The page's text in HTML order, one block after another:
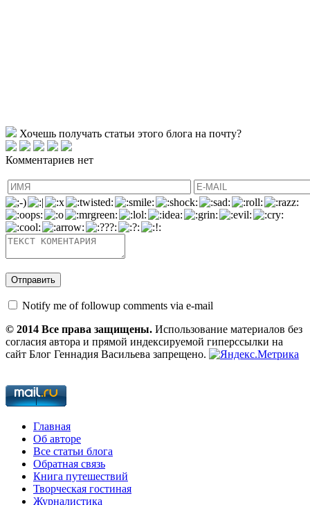
Хочешь получать статьи этого блога на почту?
Комментариев нет
Notify me of followup comments via e-mail
© 2014 Все права защищены. Использование материалов без
согласия автора и прямой индексируемой гиперссылки на
сайт Блог Геннадия Васильева запрещено.
Главная
Об авторе
Все статьи блога
Обратная связь
Книга путешествий
Творческая гостиная
Журналистика